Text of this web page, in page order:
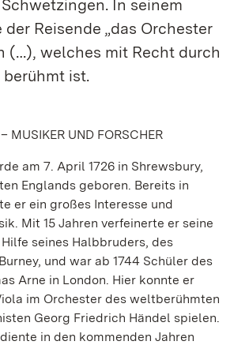
In seinem
Reisende „das Orchester
(…), welches mit Recht durch
berühmt ist.
MUSIKER UND FORSCHER
am 7. April 1726 in Shrewsbury,
Englands geboren. Bereits in
er ein großes Interesse und
Mit 15 Jahren verfeinerte er seine
seines Halbbruders, des
und war ab 1744 Schüler des
Arne in London. Hier konnte er
im Orchester des weltberühmten
Georg Friedrich Händel spielen.
in den kommenden Jahren